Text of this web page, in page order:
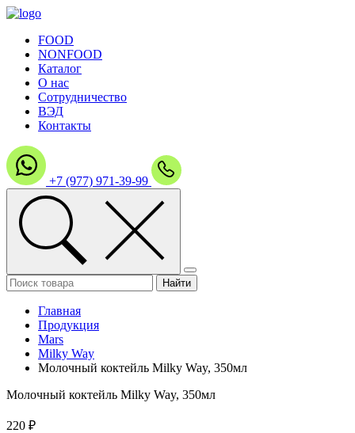
FOOD
NONFOOD
Каталог
О нас
Сотрудничество
ВЭД
Контакты
+7 (977) 971-39-99
Главная
Продукция
Mars
Milky Way
Молочный коктейль Milky Way, 350мл
Молочный коктейль Milky Way, 350мл
220 ₽